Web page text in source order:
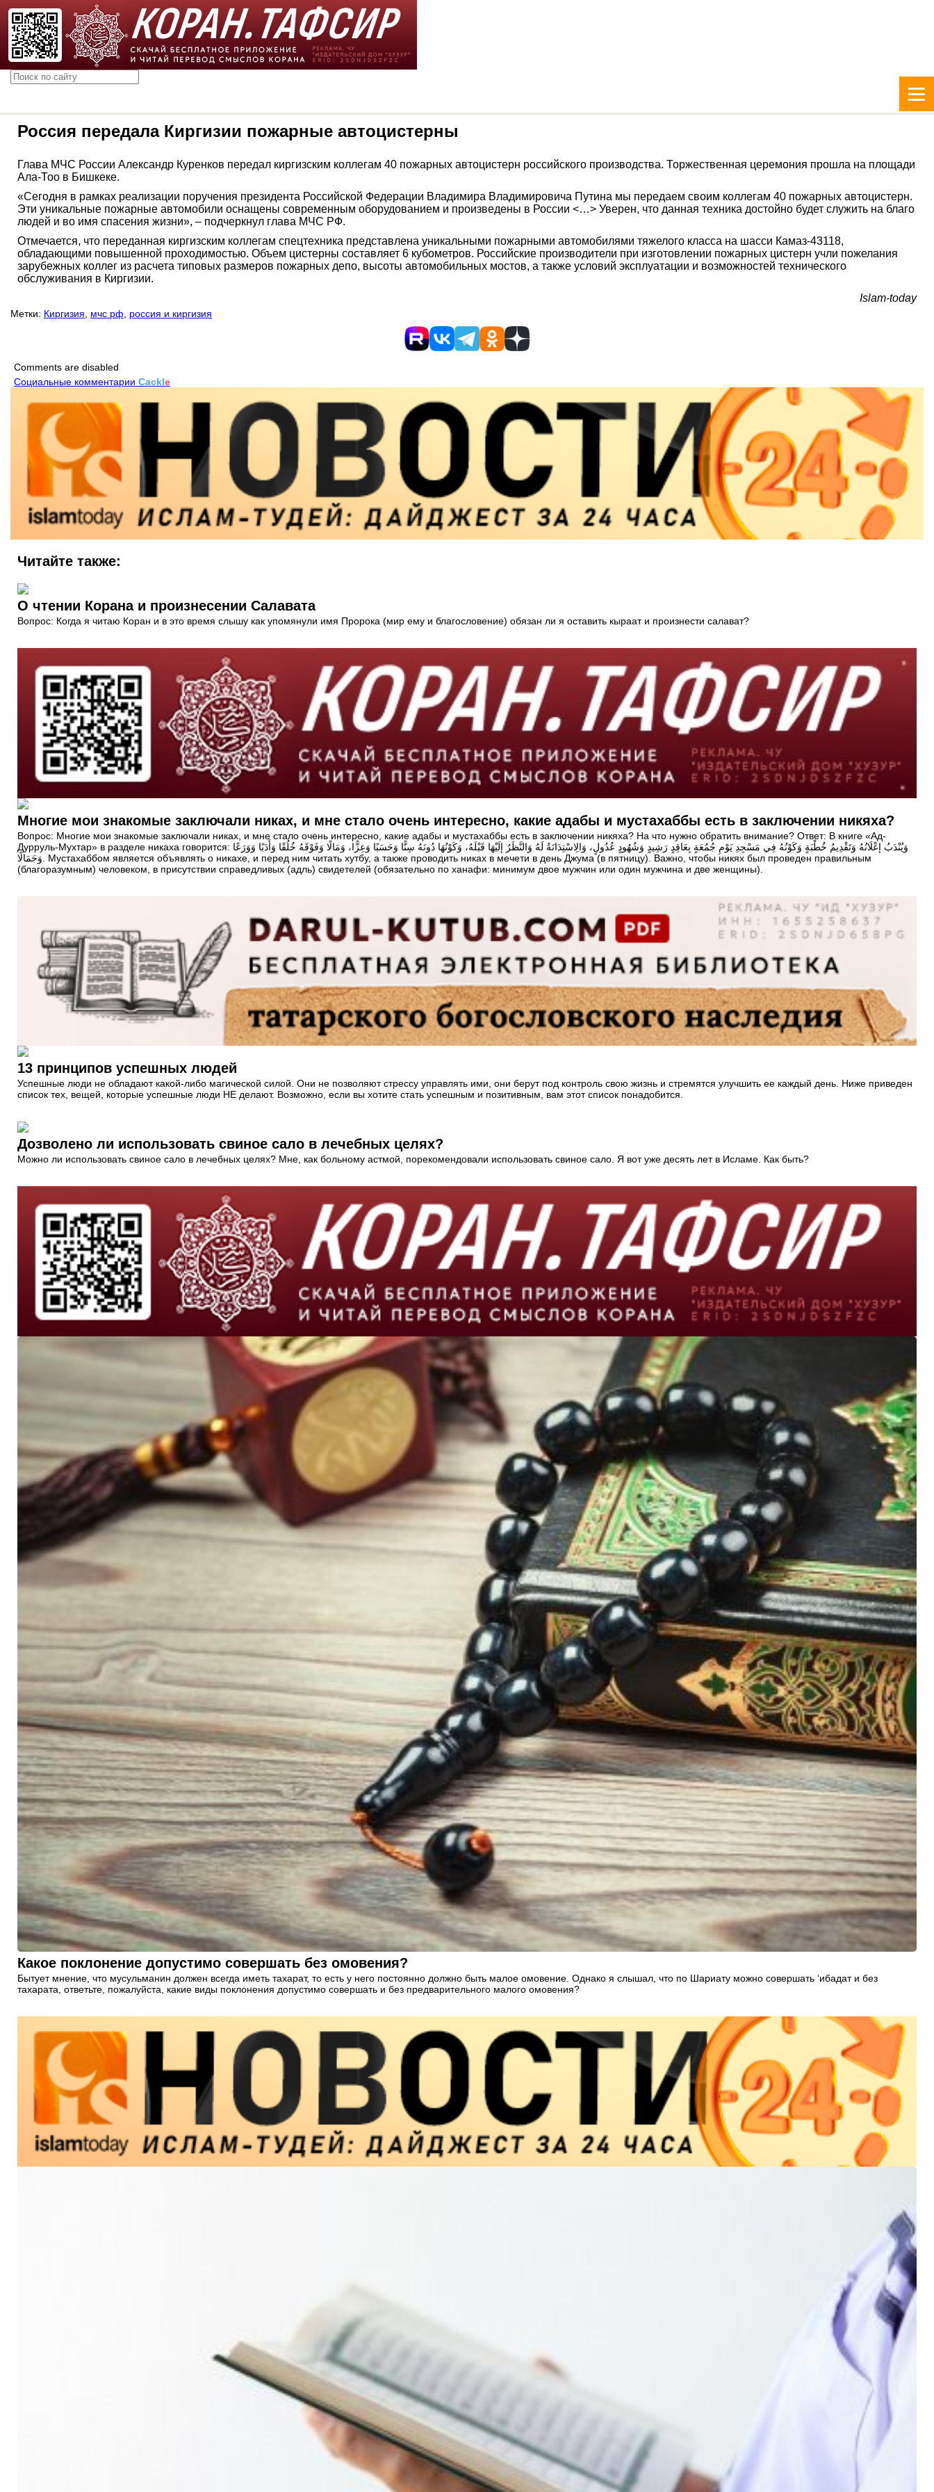
Россия передала Киргизии пожарные автоцистерны
Глава МЧС России Александр Куренков передал киргизским коллегам 40 пожарных автоцистерн российского производства. Торжественная церемония прошла на площади
Ала-Тоо в Бишкеке.
«Сегодня в рамках реализации поручения президента Российской Федерации Владимира Владимировича Путина мы передаем своим коллегам 40 пожарных автоцистерн.
Эти уникальные пожарные автомобили оснащены современным оборудованием и произведены в России <…> Уверен, что данная техника достойно будет служить на благо
людей и во имя спасения жизни», – подчеркнул глава МЧС РФ.
Отмечается, что переданная киргизским коллегам спецтехника представлена уникальными пожарными автомобилями тяжелого класса на шасси Камаз-43118,
обладающими повышенной проходимостью. Объем цистерны составляет 6 кубометров. Российские производители при изготовлении пожарных цистерн учли пожелания
зарубежных коллег из расчета типовых размеров пожарных депо, высоты автомобильных мостов, а также условий эксплуатации и возможностей технического
обслуживания в Киргизии.
Islam-today
Метки: Киргизия мчс рф россия и киргизия
Comments are disabled
Социальные комментарии Cackle
Читайте также:
О чтении Корана и произнесении Салавата
Вопрос: Когда я читаю Коран и в это время слышу как упомянули имя Пророка (мир ему и благословение) обязан ли я оставить кыраат и произнести салават?
Многие мои знакомые заключали никах, и мне стало очень интересно, какие адабы и мустахаббы есть в заключении никяха?
Вопрос: Многие мои знакомые заключали никах, и мне стало очень интересно, какие адабы и мустахаббы есть в заключении никяха? На что нужно обратить внимание? Ответ: В книге «Ад-
Дурруль-Мухтар» в разделе никаха говорится: وَيُنْدَبُ إعْلَانُهُ وَتَقْدِيمُ خُطْبَةٍ وَكَوْنُهُ فِي مَسْجِدِ يَوْمِ جُمُعَةٍ بِعَاقِدٍ رَشِيدٍ وَشُهُودٍ عُدُولٍ، وَالِاسْتِدَانَةُ لَهُ وَالنَّظَرُ إلَيْهَا قَبْلَهُ، وَكَوْنُهَا دُونَهُ سِنًّا وَحَسَبًا وَعِزًّا، وَمَالًا وَفَوْقَهُ خُلُقًا وَأَدَبًا وَوَرَعًا
وَجَمَالًا. Мустахаббом является объявлять о никахе, и перед ним читать хутбу, а также проводить никах в мечети в день Джума (в пятницу). Важно, чтобы никях был проведен правильным
(благоразумным) человеком, в присутствии справедливых (адль) свидетелей (обязательно по ханафи: минимум двое мужчин или один мужчина и две женщины).
13 принципов успешных людей
Успешные люди не обладают какой-либо магической силой. Они не позволяют стрессу управлять ими, они берут под контроль свою жизнь и стремятся улучшить ее каждый день. Ниже приведен
список тех, вещей, которые успешные люди НЕ делают. Возможно, если вы хотите стать успешным и позитивным, вам этот список понадобится.
Дозволено ли использовать свиное сало в лечебных целях?
Можно ли использовать свиное сало в лечебных целях? Мне, как больному астмой, порекомендовали использовать свиное сало. Я вот уже десять лет в Исламе. Как быть?
Какое поклонение допустимо совершать без омовения?
Бытует мнение, что мусульманин должен всегда иметь тахарат, то есть у него постоянно должно быть малое омовение. Однако я слышал, что по Шариату можно совершать ‘ибадат и без
тахарата, ответьте, пожалуйста, какие виды поклонения допустимо совершать и без предварительного малого омовения?